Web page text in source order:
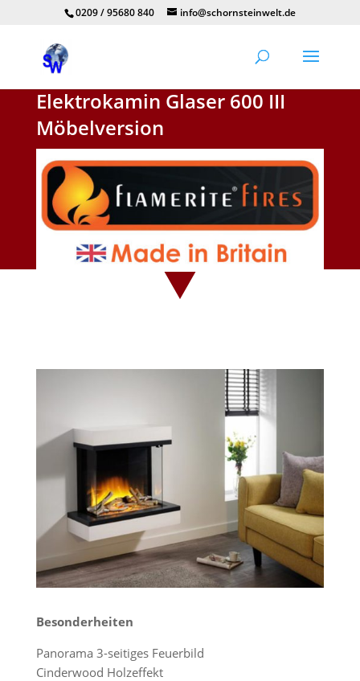
0209 / 95680 840 info@schornsteinwelt.de
Elektrokamin Glaser 600 III
Möbelversion
Besonderheiten
Panorama 3-seitiges Feuerbild
Cinderwood Holzeffekt